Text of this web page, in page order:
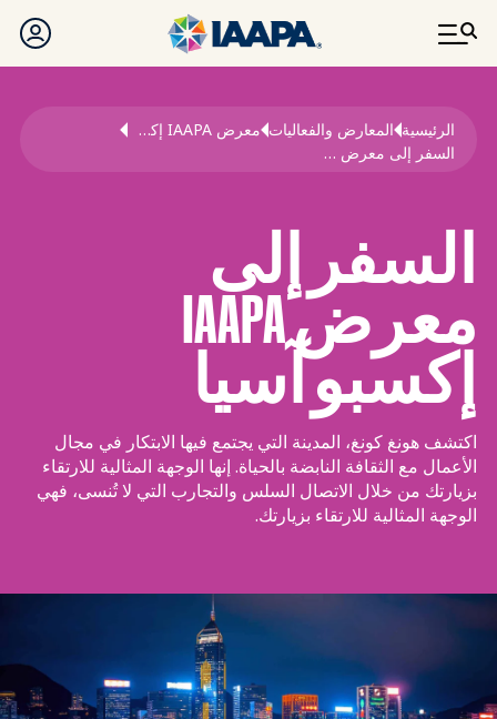
تجاوز إلى المحتوى الرئيسي
مسار التنقل
الرئيسية المعارض والفعاليات
معرض IAAPA إكسبو آسيا
السفر إلى معرض إكسبو آسيا
السفر إلى
معرض IAAPA
إكسبو آسيا
اكتشف هونغ كونغ، المدينة التي يجتمع فيها الابتكار في مجال
الأعمال مع الثقافة النابضة بالحياة. إنها الوجهة المثالية للارتقاء
بزيارتك من خلال الاتصال السلس والتجارب التي لا تُنسى، فهي
الوجهة المثالية للارتقاء بزيارتك.